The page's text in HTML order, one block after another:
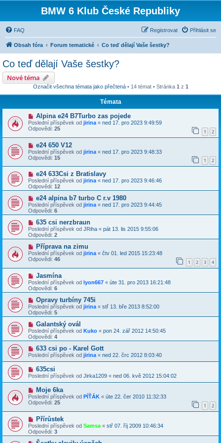
BMW 6 Klub České Republiky
FAQ Přihlásit se
Registrovat
Obsah fóra Forum tematické Co teď dělají Vaše šestky?
Co teď dělají Vaše šestky?
Nové téma
Označit všechna témata jako přečtená• 14 témat • Stránka 1 z 1
Témata
Alpina e24 B7Turbo zas pojede
Poslední příspěvek od jirina « ned 17. pro 2023 9:49:59
Odpovědi: 25 1 2
e24 650 V12
Poslední příspěvek od jirina « ned 17. pro 2023 9:48:33
Odpovědi: 15 1 2
e24 633Csi z Bratislavy
Poslední příspěvek od jirina « ned 17. pro 2023 9:46:46
Odpovědi: 12
e24 alpina b7 turbo C r.v 1980
Poslední příspěvek od jirina « ned 17. pro 2023 9:44:45
Odpovědi: 6
635 csi nerzbraun
Poslední příspěvek od JRiha « pát 13. lis 2015 9:55:06
Odpovědi: 2
Příprava na zimu
Poslední příspěvek od jirina « čtv 01. led 2015 15:23:48
Odpovědi: 46 1 2 3 4
Jasmína
Poslední příspěvek od lyon667 « úte 31. pro 2013 16:21:48
Odpovědi: 6
Opravy turbíny 745i
Poslední příspěvek od jirina « stř 13. bře 2013 8:52:00
Odpovědi: 5
Galantský ovál
Poslední příspěvek od Kuko « pon 24. zář 2012 14:50:45
Odpovědi: 4
633 csi po - Karel Gott
Poslední příspěvek od jirina « ned 22. črc 2012 8:03:40
635csi
Poslední příspěvek od Jirka1209 « ned 06. kvě 2012 15:04:02
Moje 6ka
Poslední příspěvek od PÍŤÁK « úte 22. čer 2010 11:32:33
Odpovědi: 25 1 2
Přírůstek
Poslední příspěvek od Samsa « stř 07. říj 2009 10:46:34
Odpovědi: 3